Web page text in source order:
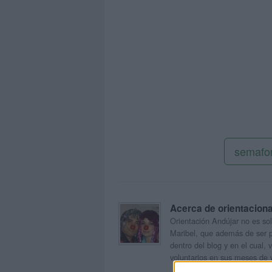
Acerca de
Orientación Andújar no es
Maribel, que además de ser
dentro del blog y en el cual,
voluntarios en sus meses de